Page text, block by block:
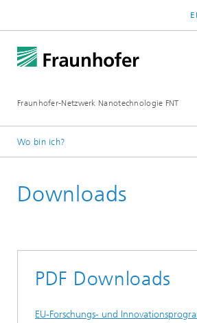
Fraunhofer-Netzwerk Nanotechnologie FNT
Wo bin ich?
Downloads
PDF Downloads
EU-Forschungs- und